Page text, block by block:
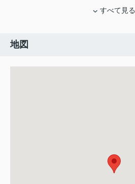
すべて見る
地図